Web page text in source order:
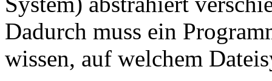
Dadurch muss ein
wissen, auf welchem